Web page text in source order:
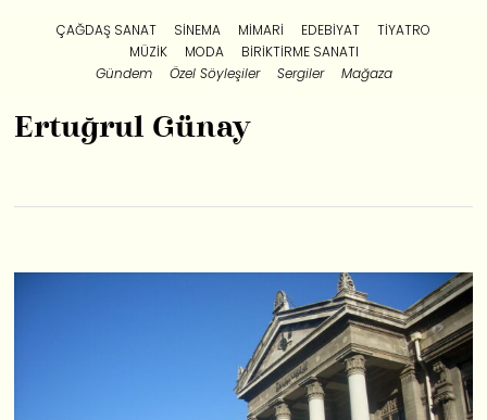
ÇAĞDAŞ SANAT SINEMA MIMARI EDEBIYAT
TIYATRO
MÜZIK
MODA
BIRIKTIRME SANATI
Gündem
Özel Söyleşiler Sergiler Mağaza
Ertuğrul Günay